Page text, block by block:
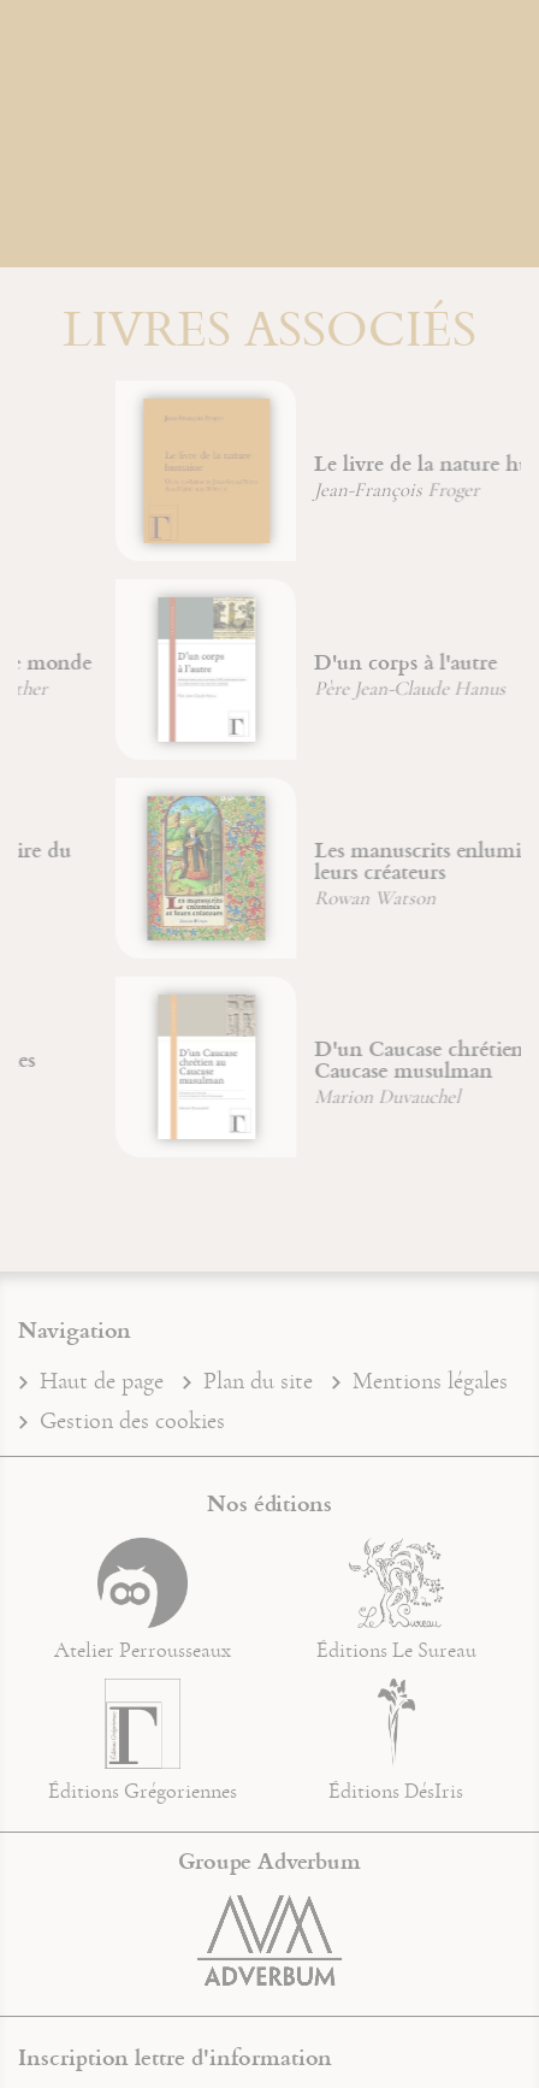
LIVRES ASSOCIÉS
Le livre de la nature humaine
Jean-François Froger
D'un corps à l'autre
Père Jean-Claude Hanus
Les manuscrits enluminés et
leurs créateurs
Rowan Watson
D'un Caucase chrétien au
Caucase musulman
Marion Duvauchel
Navigation
Haut de page Plan du site
Mentions légales
Gestion des cookies
Nos éditions
Atelier Perrousseaux Éditions Le Sureau
Éditions Grégoriennes Éditions DésIris
Groupe Adverbum
Inscription lettre d'information